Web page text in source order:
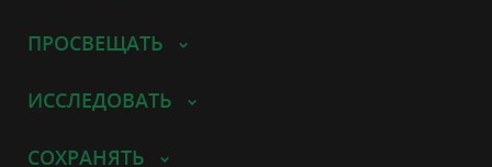
ПРОСВЕЩАТЬ
ИССЛЕДОВАТЬ
СОХРАНЯТЬ